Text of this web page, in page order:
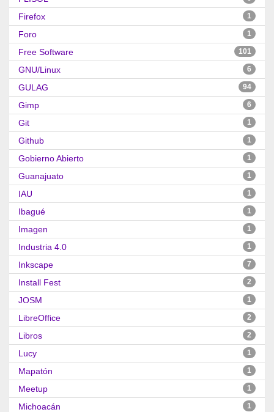
Firefox 1
Foro 1
Free Software 101
GNU/Linux 6
GULAG 94
Gimp 6
Git 1
Github 1
Gobierno Abierto 1
Guanajuato 1
IAU 1
Ibagué 1
Imagen 1
Industria 4.0 1
Inkscape 7
Install Fest 2
JOSM 1
LibreOffice 2
Libros 2
Lucy 1
Mapatón 1
Meetup 1
Michoacán 1